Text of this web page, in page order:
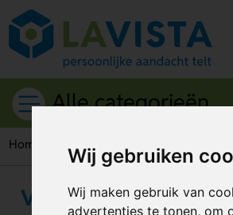
Wij gebruiken
Wij maken gebruik van
advertenties te tonen, om
Alle categorieën
Home Broodtrommels VINGA Ciro
VINGA Ciro RCS